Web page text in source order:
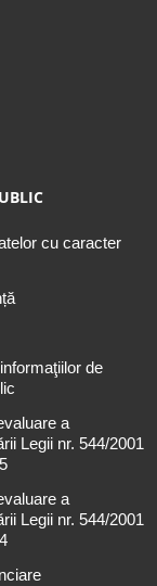
cu caracter
de
a
Legii nr. 544/2001
a
Legii nr. 544/2001